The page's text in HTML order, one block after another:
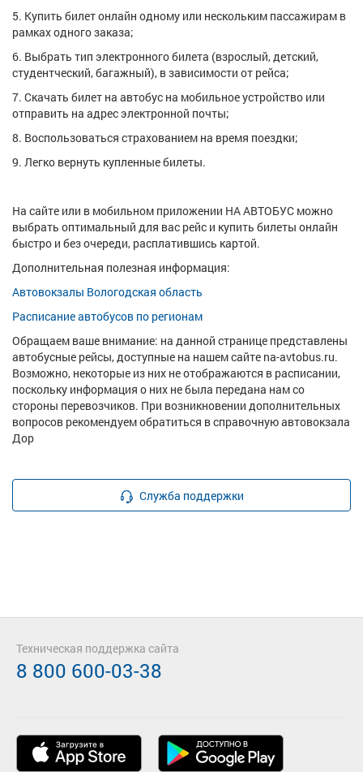
5. Купить билет онлайн одному или нескольким пассажирам в
рамках одного заказа;
6. Выбрать тип электронного билета (взрослый, детский,
студентческий, багажный), в зависимости от рейса;
7. Скачать билет на автобус на мобильное устройство или
отправить на адрес электронной почты;
8. Воспользоваться страхованием на время поездки;
9. Легко вернуть купленные билеты.
На сайте или в мобильном приложении НА АВТОБУС можно
выбрать оптимальный для вас рейс и купить билеты онлайн
быстро и без очереди, расплатившись картой.
Дополнительная полезная информация:
Автовокзалы Вологодская область
Расписание автобусов по регионам
Обращаем ваше внимание: на данной странице представлены
автобусные рейсы, доступные на нашем сайте na-avtobus.ru.
Возможно, некоторые из них не отображаются в расписании,
поскольку информация о них не была передана нам со
стороны перевозчиков. При возникновении дополнительных
вопросов рекомендуем обратиться в справочную автовокзала
Дор
Служба поддержки
Техническая поддержка сайта
8 800 600-03-38